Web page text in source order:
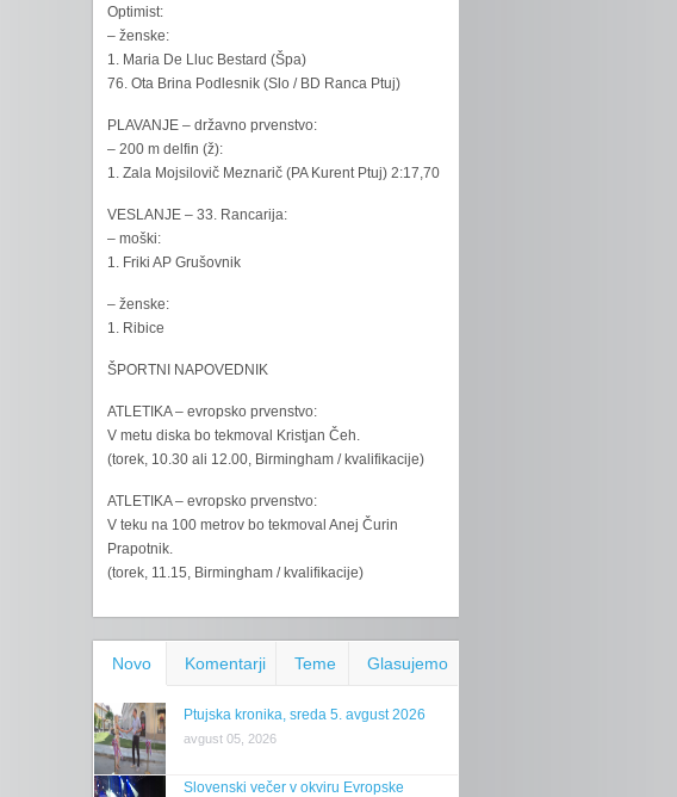
Optimist:
– ženske:
1. Maria De Lluc Bestard (Špa)
76. Ota Brina Podlesnik (Slo / BD Ranca Ptuj)
PLAVANJE – državno prvenstvo:
– 200 m delfin (ž):
1. Zala Mojsilovič Meznarič (PA Kurent Ptuj) 2:17,70
VESLANJE – 33. Rancarija:
– moški:
1. Friki AP Grušovnik
– ženske:
1. Ribice
ŠPORTNI NAPOVEDNIK
ATLETIKA – evropsko prvenstvo:
V metu diska bo tekmoval Kristjan Čeh.
(torek, 10.30 ali 12.00, Birmingham / kvalifikacije)
ATLETIKA – evropsko prvenstvo:
V teku na 100 metrov bo tekmoval Anej Čurin
Prapotnik.
(torek, 11.15, Birmingham / kvalifikacije)
Novo Komentarji Teme Glasujemo
Ptujska kronika, sreda 5. avgust 2026
avgust 05, 2026
Slovenski večer v okviru Evropske